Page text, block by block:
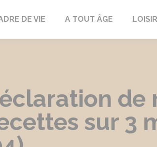
DE VIE A TOUT ÂGE
de
sur 3